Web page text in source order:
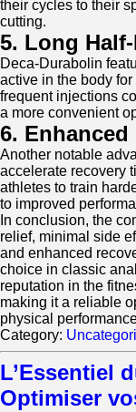
their cycles to their
cutting.
5. Long
Deca-Durabolin
active in the body
frequent injections
a more convenient
6. Enhanced
Another notable
accelerate recovery
athletes to train
to improved
In conclusion, the
relief, minimal side
and enhanced
choice in classic
reputation in the
making it a reliable
physical
Category:
L’Essentiel
Optimiser